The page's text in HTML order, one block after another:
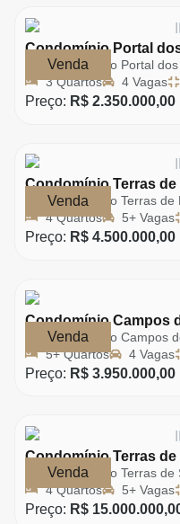
Venda
Condomínio Portal
Condomínio Portal
3 Quartos
4 Vagas
Preço: R$ 2.350.000,00
Venda
Condomínio Terras de
Condomínio Terras de
4 Quartos
5+ Vagas
Preço: R$ 4.500.000,00
Venda
Condomínio Campos
Condomínio Campos
5+ Quartos
4 Vagas
Preço: R$ 3.950.000,00
Venda
Condomínio Terras de
Condomínio Terras de
4 Quartos
5+ Vagas
Preço: R$